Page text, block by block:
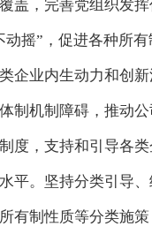
盖，完善党组织发
摇”，促进各种所
企业内生动力和创新
制机制障碍，推动
度，支持和引导各
平。坚持分类引导
有制性质等分类施